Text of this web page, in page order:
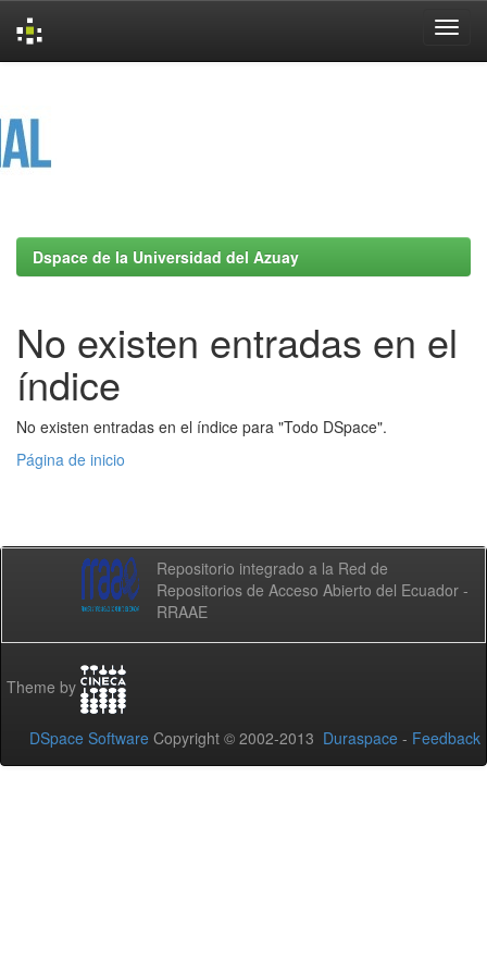
Dspace de la Universidad del Azuay
No existen entradas en el
índice
No existen entradas en el índice para "Todo DSpace".
Página de inicio
Repositorio integrado a la Red de
Repositorios de Acceso Abierto del Ecuador -
RRAAE
Theme by
DSpace Software Copyright © 2002-2013 Duraspace - Feedback